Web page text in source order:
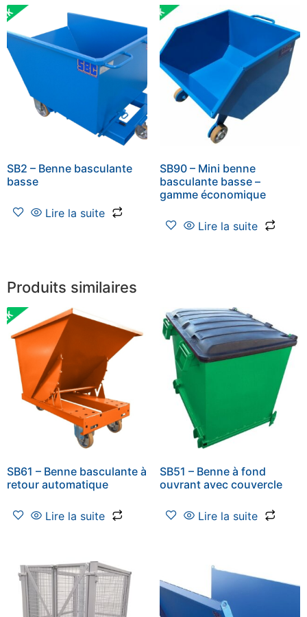
SB2 – Benne basculante
basse
Lire la suite
SB90 – Mini benne
basculante basse –
gamme économique
Lire la suite
Produits similaires
SB61 – Benne basculante à
retour automatique
Lire la suite
SB51 – Benne à fond
ouvrant avec couvercle
Lire la suite